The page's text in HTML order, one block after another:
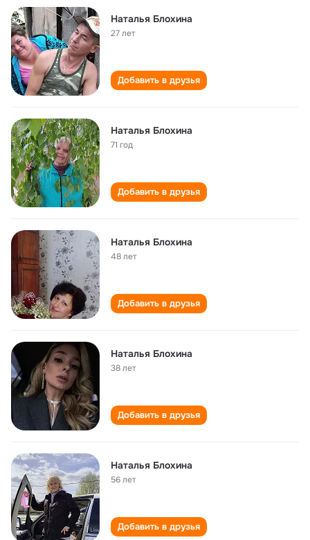
Наталья Блохина
27 лет
Добавить в друзья
Наталья Блохина
71 год
Добавить в друзья
Наталья Блохина
48 лет
Добавить в друзья
Наталья Блохина
38 лет
Добавить в друзья
Наталья Блохина
56 лет
Добавить в друзья